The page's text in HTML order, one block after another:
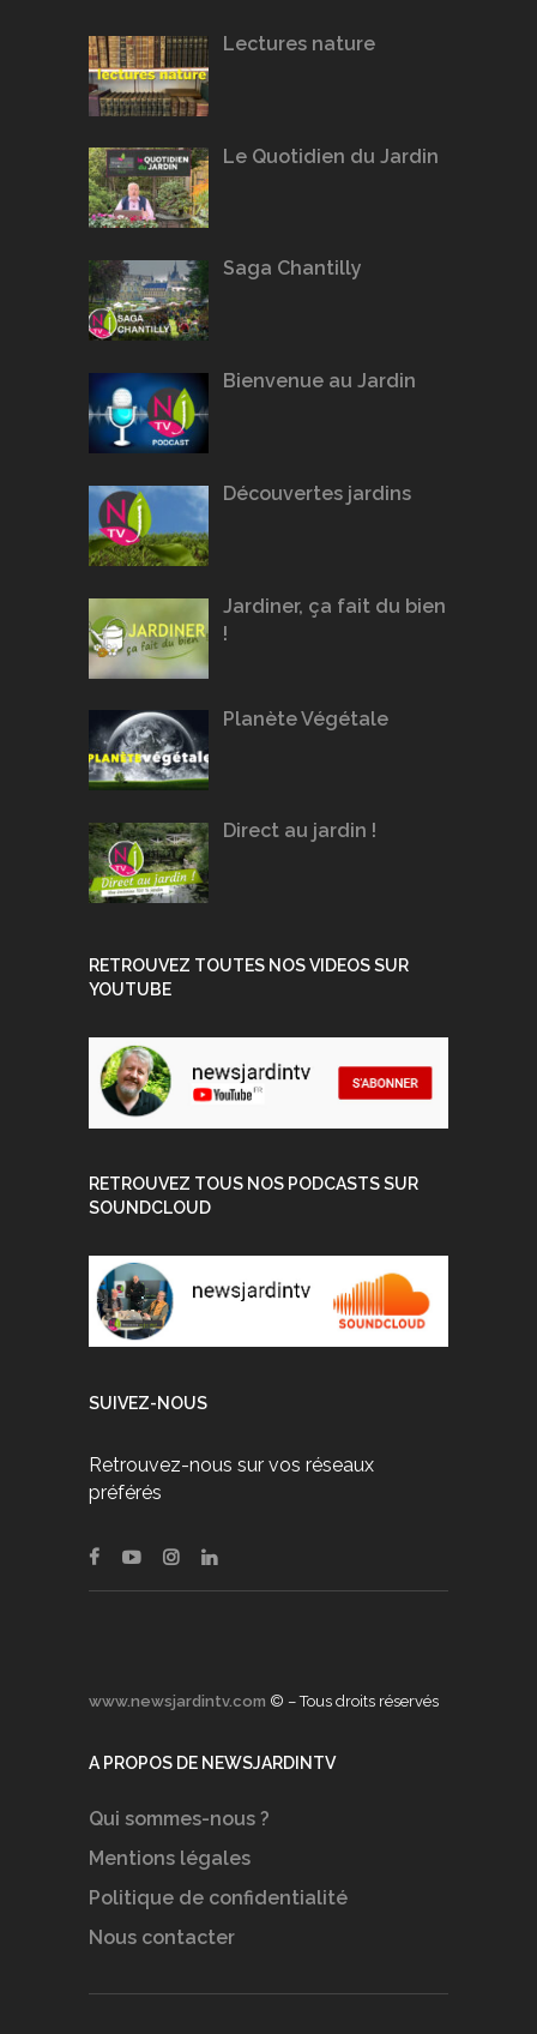
Lectures nature
Le Quotidien du Jardin
Saga Chantilly
Bienvenue au Jardin
Découvertes jardins
Jardiner, ça fait du bien
!
Planète Végétale
Direct au jardin !
RETROUVEZ TOUTES NOS VIDEOS SUR
YOUTUBE
RETROUVEZ TOUS NOS PODCASTS SUR
SOUNDCLOUD
SUIVEZ-NOUS
Retrouvez-nous sur vos réseaux
préférés
www.newsjardintv.com © – Tous droits réservés
A PROPOS DE NEWSJARDINTV
Qui sommes-nous ?
Mentions légales
Politique de confidentialité
Nous contacter